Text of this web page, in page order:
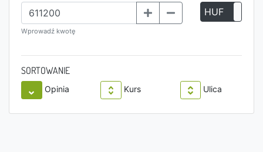
Wprowadź kwotę
HUF
SORTOWANIE
Opinia Kurs Ulica